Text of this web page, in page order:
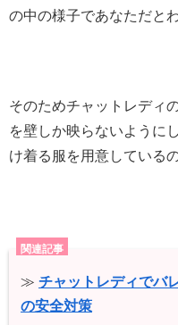
の中の様子であなただと
そのためチャットレディ
を壁しか映らないように
け着る服を用意しているの
関連記事
≫ チャットレディでバ
の安全対策